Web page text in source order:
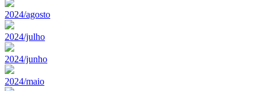
2024/agosto
2024/julho
2024/junho
2024/maio